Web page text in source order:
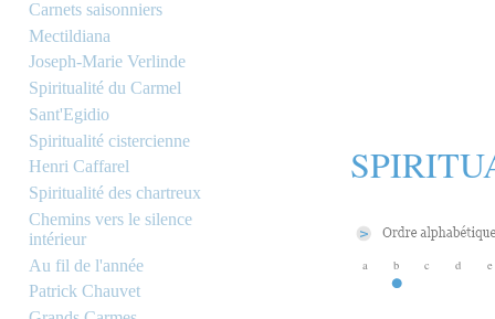
Carnets saisonniers
Mectildiana
Joseph-Marie Verlinde
Spiritualité du Carmel
Sant'Egidio
Spiritualité cistercienne
Henri Caffarel
Spiritualité des chartreux
Chemins vers le silence
intérieur
Au fil de l'année
Patrick Chauvet
a b c d e